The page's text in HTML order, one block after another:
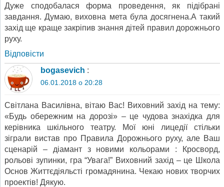
Дуже сподобалася форма проведення, як підібрані
завдання. Думаю, виховна мета була досягнена.А такий
захід ще краще закріпив знання дітей правил дорожнього
руху.
Відповіcти
bogasevich :
06.01.2018 о 20:28
Світлана Василівна, вітаю Вас! Виховний захід на тему:
«Будь обережним на дорозі» – це чудова знахідка для
керівника шкільного театру. Мої юні лицедії стільки
зіграли вистав про Правила Дорожнього руху, але Ваш
сценарій – діамант з новими кольорами : Кросворд,
рольові зупинки, гра “Увага!” Виховний захід – це Школа
Основ Життєдіяльсті громадянина. Чекаю нових творчих
проектів! Дякую.